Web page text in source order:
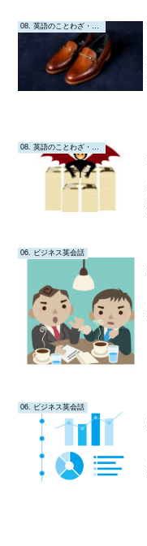
08. 英語のことわざ・教訓
06. ビジネス英会話
06. ビジネス英会話